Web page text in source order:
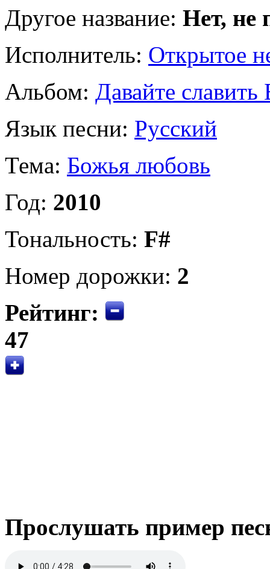
Другое название: Нет, не
Исполнитель: Открытое
Альбом: Давайте славить
Язык песни: Русский
Тема: Божья любовь
Год: 2010
Тональность: F#
Номер дорожки: 2
Рейтинг:
47
Прослушать пример